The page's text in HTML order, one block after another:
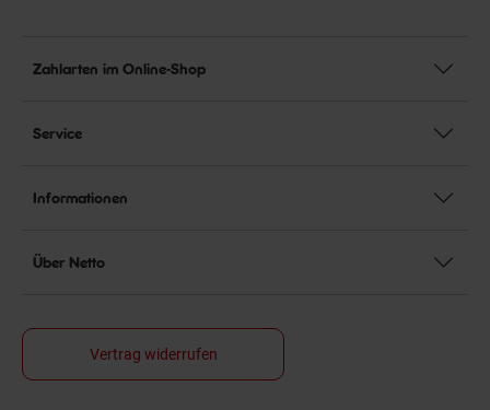
Zahlarten im Online-Shop
Service
Informationen
Über Netto
Vertrag widerrufen